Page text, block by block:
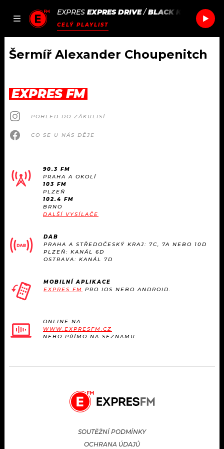
JAK
SEZNAM.CZ
EXPRES EXPRES DRIVE/BLACK KEYS
CELÝ PLAYLIST
DOMŮ
ČLÁNKY
AKTUÁLNĚ
ROZHOVORY
#NEBUDUDOMA
KVÍZY
TRENDY
KULTURA
PODCASTY
RÁDIO
APLIKACE
PROGRAM
PLAYLIST
JAK NALADIT
SOUTĚŽE
Šermíř Alexander Choupenitch
EXPRES FM
POHLED DO ZÁKULISÍ
CO SE U NÁS DĚJE
90.3 FM
PRAHA A OKOLÍ
103 FM
PLZEŇ
102.4 FM
BRNO
DALŠÍ VYSÍLAČE
DAB
PRAHA A STŘEDOČESKÝ KRAJ: 7C, 7A NEBO 10D
PLZEŇ: KANÁL 6D
OSTRAVA: KANÁL 7D
MOBILNÍ APLIKACE
EXPRES FM PRO IOS NEBO ANDROID.
ONLINE NA
WWW.EXPRESFM.CZ
NEBO PŘÍMO NA SEZNAMU.
SOUTĚŽNÍ PODMÍNKY
OCHRANA ÚDAJŮ